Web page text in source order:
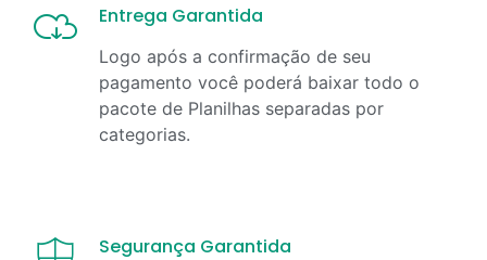
Entrega Garantida
Logo após a confirmação de seu
pagamento você poderá baixar todo o
pacote de Planilhas separadas por
categorias.
Segurança Garantida